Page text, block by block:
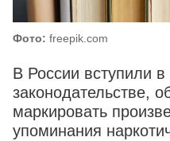
Фото: freepik.com
В России вступили
законодательстве,
маркировать
упоминания